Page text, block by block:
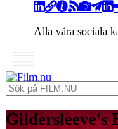
Alla våra sociala
Gildersleeve's